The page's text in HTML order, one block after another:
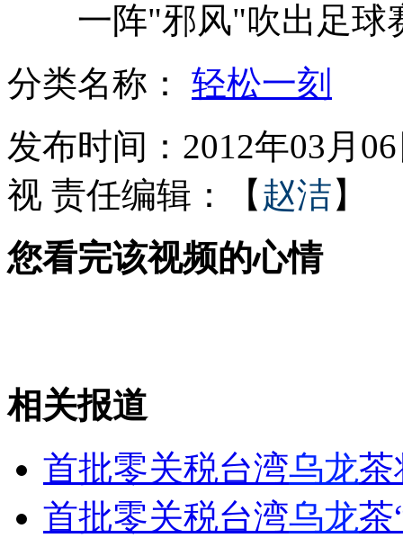
温家宝：我愿意退休后去台湾自由行
温家宝：这些年 过得不易
温家宝：不到最后一刻 绝不松套
山西运城恶犬咬伤多人 警民合力深夜将其击毙
一阵"邪风"吹出足球
分类名称： 轻松一刻
发布时间：2012年03月
视 责任编辑：【 赵洁】
您看完该视频的心情
相关报道
首批零关税台湾乌龙茶
首批零关税台湾乌龙茶